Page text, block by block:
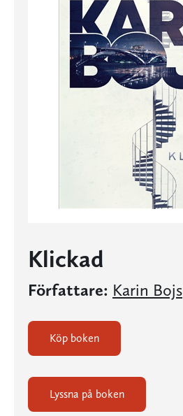
Klickad
Författare: Karin Bojs
Köp boken
Lyssna på boken